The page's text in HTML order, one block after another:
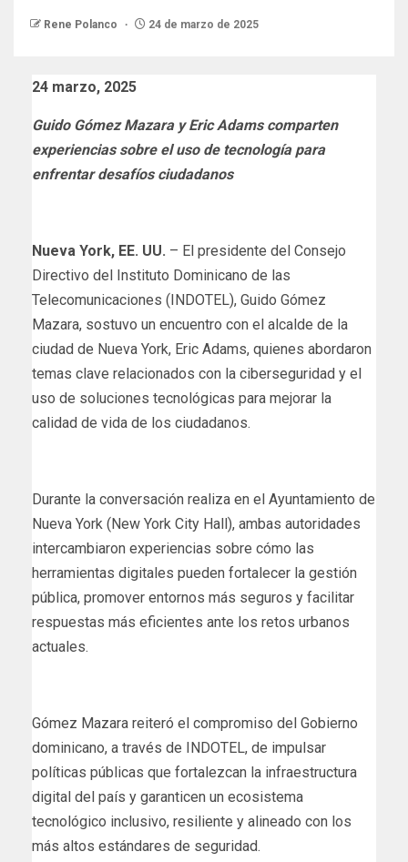
Rene Polanco 24 de marzo de 2025
24 marzo, 2025
Guido Gómez Mazara y Eric Adams comparten
experiencias sobre el uso de tecnología para
enfrentar desafíos ciudadanos
Nueva York, EE. UU. – El presidente del Consejo
Directivo del Instituto Dominicano de las
Telecomunicaciones (INDOTEL), Guido Gómez
Mazara, sostuvo un encuentro con el alcalde de la
ciudad de Nueva York, Eric Adams, quienes abordaron
temas clave relacionados con la ciberseguridad y el
uso de soluciones tecnológicas para mejorar la
calidad de vida de los ciudadanos.
Durante la conversación realiza en el Ayuntamiento de
Nueva York (New York City Hall), ambas autoridades
intercambiaron experiencias sobre cómo las
herramientas digitales pueden fortalecer la gestión
pública, promover entornos más seguros y facilitar
respuestas más eficientes ante los retos urbanos
actuales.
Gómez Mazara reiteró el compromiso del Gobierno
dominicano, a través de INDOTEL, de impulsar
políticas públicas que fortalezcan la infraestructura
digital del país y garanticen un ecosistema
tecnológico inclusivo, resiliente y alineado con los
más altos estándares de seguridad.